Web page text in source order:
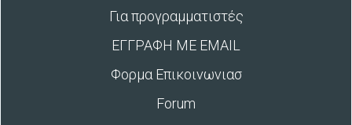
Για προγραμματιστές
ΕΓΓΡΑΦΗ ΜΕ EMAIL
Φορμα Επικοινωνιασ
Forum